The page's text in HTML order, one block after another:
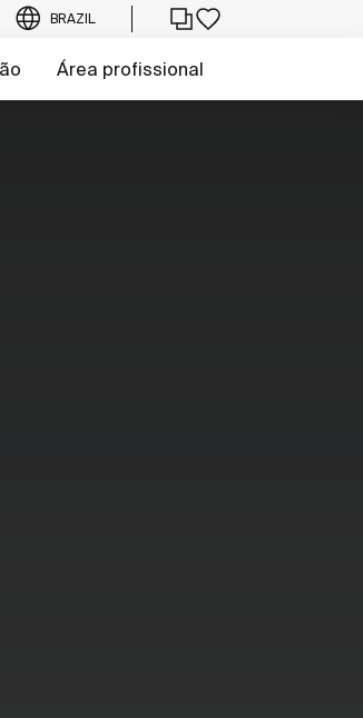
BRAZIL
Área profissional